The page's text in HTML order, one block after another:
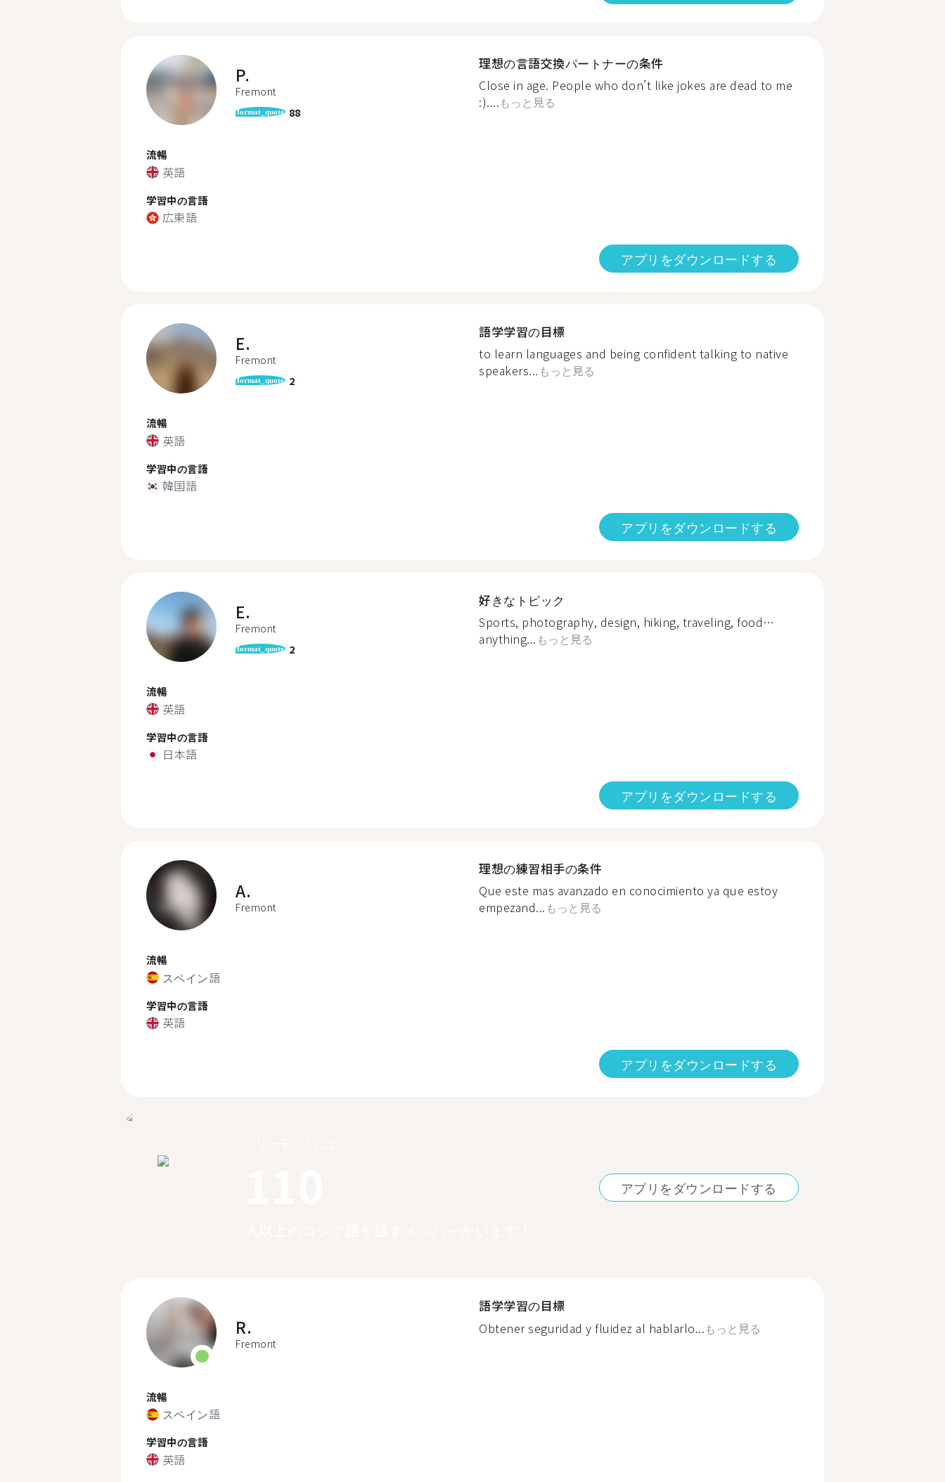
P.
Fremont
format_quote 88
流暢
英語
学習中の言語
広東語
理想の言語交換パートナーの条件
Close in age. People who don’t like jokes are dead to me
:)....もっと見る
アプリをダウンロードする
E.
Fremont
format_quote 2
流暢
英語
学習中の言語
韓国語
語学学習の目標
to learn languages and being confident talking to native
speakers... もっと見る
アプリをダウンロードする
E.
Fremont
format_quote 2
流暢
英語
学習中の言語
日本語
好きなトピック
Sports, photography, design, hiking, traveling, food…
anything... もっと見る
アプリをダウンロードする
A.
Fremont
流暢
スペイン語
学習中の言語
英語
理想の練習相手の条件
Que este mas avanzado en conocimiento ya que estoy
empezand... もっと見る
アプリをダウンロードする
アプリをダウンロードする
R.
Fremont
流暢
スペイン語
学習中の言語
英語
語学学習の目標
Obtener seguridad y fluidez al hablarlo...もっと見る